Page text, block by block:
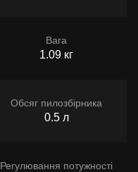
Вага
1.09 кг
Обсяг пилозбірника
0.5 л
Регулювання потужності